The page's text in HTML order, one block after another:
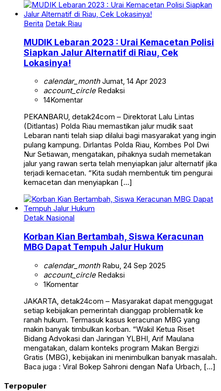
Berita Detak Riau
MUDIK Lebaran 2023 : Urai Kemacetan Polisi
Siapkan Jalur Alternatif di Riau, Cek
Lokasinya!
calendar_monthJumat, 14 Apr 2023
account_circleRedaksi
14Komentar
PEKANBARU, detak24com – Direktorat Lalu Lintas
(Ditlantas) Polda Riau memastikan jalur mudik saat
Lebaran nanti telah siap dilalui bagi masyarakat yang ingin
pulang kampung. Dirlantas Polda Riau, Kombes Pol Dwi
Nur Setiawan, mengatakan, pihaknya sudah memetakan
jalur yang rawan serta telah menyiapkan jalur alternatif jika
terjadi kemacetan. “Kita sudah membentuk tim pengurai
kemacetan dan menyiapkan […]
Detak Nasional
Korban Kian Bertambah, Siswa Keracunan
MBG Dapat Tempuh Jalur Hukum
calendar_monthRabu, 24 Sep 2025
account_circleRedaksi
1Komentar
JAKARTA, detak24com – Masyarakat dapat menggugat
setiap kebijakan pemerintah dianggap problematik ke
ranah hukum. Termasuk kasus keracunan MBG yang
makin banyak timbulkan korban. “Wakil Ketua Riset
Bidang Advokasi dan Jaringan YLBHI, Arif Maulana
mengatakan, dalam konteks program Makan Bergizi
Gratis (MBG), kebijakan ini menimbulkan banyak masalah.
Baca juga : Viral Bokep Sahroni dengan Nafa Urbach, […]
Terpopuler